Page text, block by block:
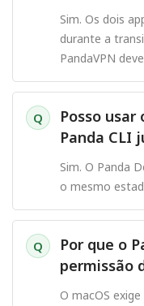
Sim. Os dois
durante a
PandaVPN
Q
Posso usar
Panda CLI
Sim. O Panda
o mesmo
Q
Por que o
permissão
O macOS